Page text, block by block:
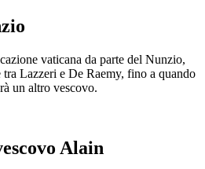
vaticana da parte del Nunzio,
Lazzeri e De Raemy, fino a quando
un altro vescovo.
Alain